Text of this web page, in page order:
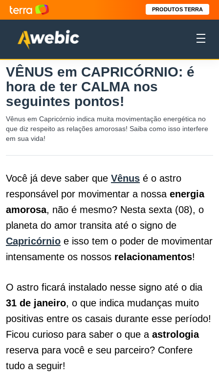
PRODUTOS TERRA
VÊNUS em CAPRICÓRNIO: é
hora de ter CALMA nos
seguintes pontos!
Vênus em Capricórnio indica muita movimentação energética no
que diz respeito as relações amorosas! Saiba como isso interfere
em sua vida!
Você já deve saber que Vênus é o astro
responsável por movimentar a nossa energia
amorosa, não é mesmo? Nesta sexta (08), o
planeta do amor transita até o signo de
Capricórnio e isso tem o poder de movimentar
intensamente os nossos relacionamentos!
O astro ficará instalado nesse signo até o dia
31 de janeiro, o que indica mudanças muito
positivas entre os casais durante esse período!
Ficou curioso para saber o que a astrologia
reserva para você e seu parceiro? Confere
tudo a seguir!